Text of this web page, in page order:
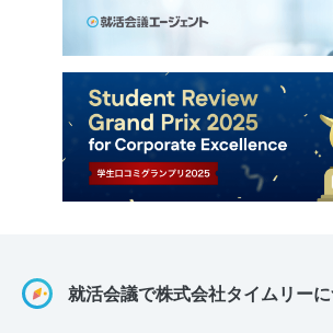
就活会議で株式会社タイムリー